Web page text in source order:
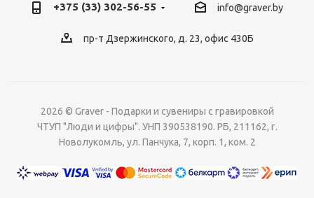
+375 (33) 302-56-55 info@graver.by
пр-т Дзержинского, д. 23, офис 430Б
2026 © Graver - Подарки и сувениры с гравировкой
ЧТУП "Люди и цифры". УНП 390538190. РБ, 211162, г.
Новолукомль, ул. Панчука, 7, корп. 1, ком. 2